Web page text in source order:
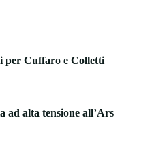
per Cuffaro e Colletti
ad alta tensione all’Ars